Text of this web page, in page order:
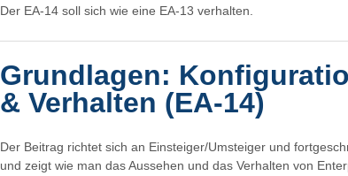
Der EA-14 soll sich wie eine EA-13 verhalten.
Grundlagen:
& Verhalten (EA-14)
Der Beitrag richtet sich an Einsteiger/Umsteiger und
und zeigt wie man das Aussehen und das Verhalten von